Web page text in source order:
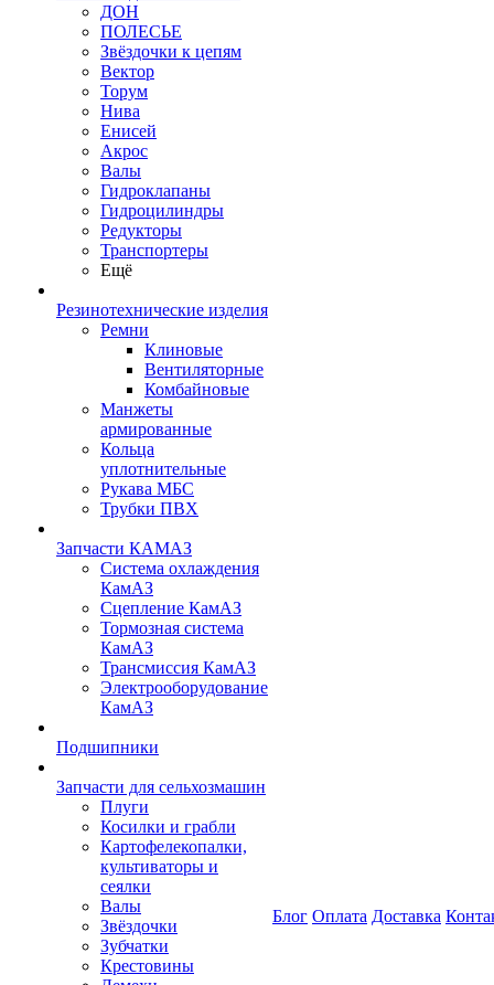
ДОН
ПОЛЕСЬЕ
Звёздочки к цепям
Вектор
Торум
Нива
Енисей
Акрос
Валы
Гидроклапаны
Гидроцилиндры
Редукторы
Транспортеры
Ещё
Резинотехнические изделия
Ремни
Клиновые
Вентиляторные
Комбайновые
Манжеты
армированные
Кольца
уплотнительные
Рукава МБС
Трубки ПВХ
Запчасти КАМАЗ
Система охлаждения
КамАЗ
Сцепление КамАЗ
Тормозная система
КамАЗ
Трансмиссия КамАЗ
Электрооборудование
КамАЗ
Подшипники
Запчасти для сельхозмашин
Плуги
Косилки и грабли
Картофелекопалки,
культиваторы и
сеялки
Валы
Звёздочки
Зубчатки
Крестовины
Блог Оплата Доставка